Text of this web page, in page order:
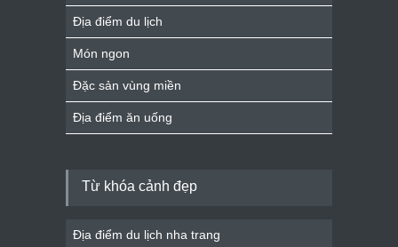
Địa điểm du lịch
Món ngon
Đặc sản vùng miền
Địa điểm ăn uống
Từ khóa cảnh đẹp
Địa điểm du lịch nha trang